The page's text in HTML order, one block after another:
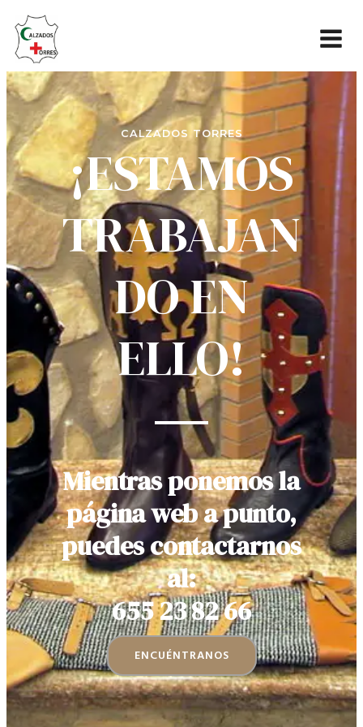
CALZADOS TORRES
¡ESTAMOS
TRABAJAN
DO EN
ELLO!
Mientras ponemos la
página web a punto,
puedes contactarnos
al:
655 23 82 66
ENCUÉNTRANOS